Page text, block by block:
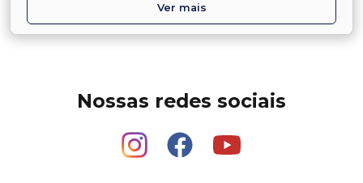
Ver mais
Nossas redes sociais